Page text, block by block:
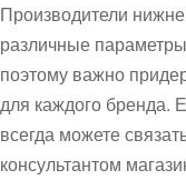
Производители
различные
поэтому важно
для каждого бренда.
всегда можете
консультантом